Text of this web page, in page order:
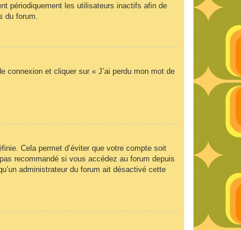
périodiquement les utilisateurs inactifs afin de
du forum.
connexion et cliquer sur « J’ai perdu mon mot de
Cela permet d’éviter que votre compte soit
recommandé si vous accédez au forum depuis
administrateur du forum ait désactivé cette